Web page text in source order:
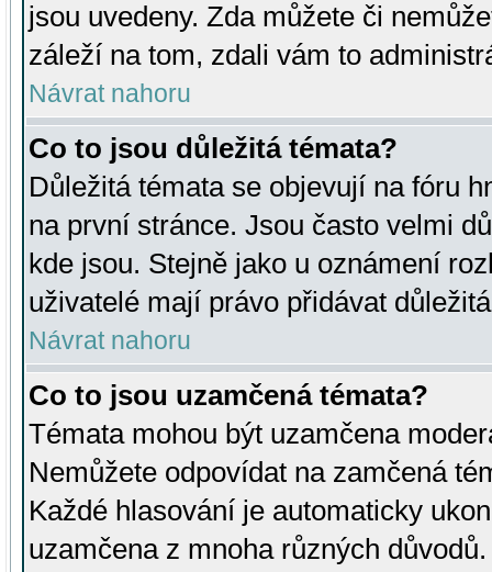
jsou uvedeny. Zda můžete či
záleží na tom, zdali vám to
Návrat nahoru
Co to jsou důležitá témata?
Důležitá témata se objevují na fóru
na první stránce. Jsou často velmi
kde jsou. Stejně jako u oznámení
uživatelé mají právo přidávat
Návrat nahoru
Co to jsou uzamčená témata?
Témata mohou být uzamčena
Nemůžete odpovídat na zamčená
Každé hlasování je automaticky
uzamčena z mnoha různých důvodů.